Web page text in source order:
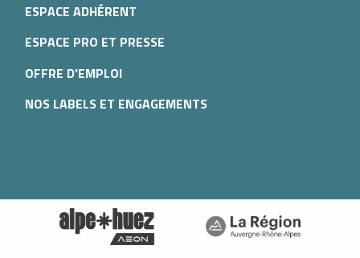
ESPACE ADHÉRENT
ESPACE PRO ET PRESSE
OFFRE D'EMPLOI
NOS LABELS ET ENGAGEMENTS